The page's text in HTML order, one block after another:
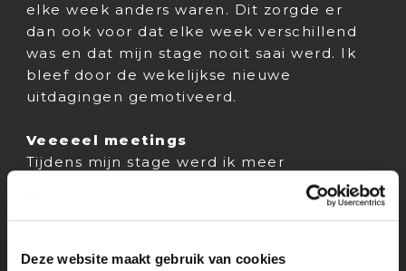
Deze website maakt gebruik van cookies
elke week anders waren. Dit zorgde er
dan ook voor dat elke week verschillend
was en dat mijn stage nooit saai werd. Ik
bleef door de wekelijkse nieuwe
uitdagingen gemotiveerd.
Veeeeel meetings
Tijdens mijn stage werd ik meer
behandeld als volwaardig medewerker
dan stagiaire. Ik mocht grote projecten
oppakken. Zo kreeg ik de taak op me om